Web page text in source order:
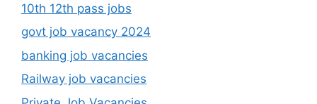
10th 12th pass jobs
govt job vacancy 2024
banking job vacancies
Railway job vacancies